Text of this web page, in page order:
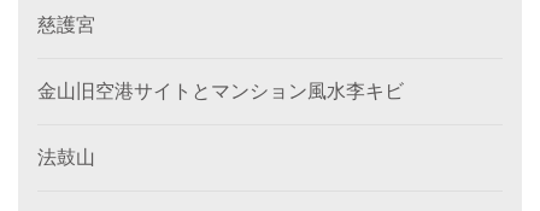
慈護宮
金山旧空港サイトとマンション風水李キビ
法鼓山